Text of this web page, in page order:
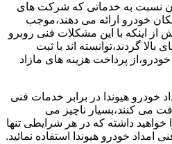
نسبت به خدماتی که شرکت های
خودرو ارائه می دهند،موجب
از اینکه با این مشکلات فنی روبرو
بالا گردند،توانسته اند با ثبت
پرداخت هزینه های مازاد
خودرو هیوندا در برابر خدمات فنی
می کنند،بسیار ناچیز می
خواهید داشته که در هر شرایطی تنها
امداد خودرو هیوندا استفاده نمائید.